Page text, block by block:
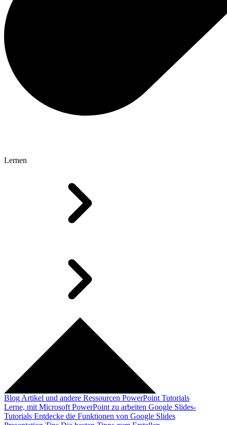
Lernen
Blog Artikel und andere Ressourcen PowerPoint Tutorials
Lerne, mit Microsoft PowerPoint zu arbeiten Google Slides-
Tutorials Entdecke die Funktionen von Google Slides